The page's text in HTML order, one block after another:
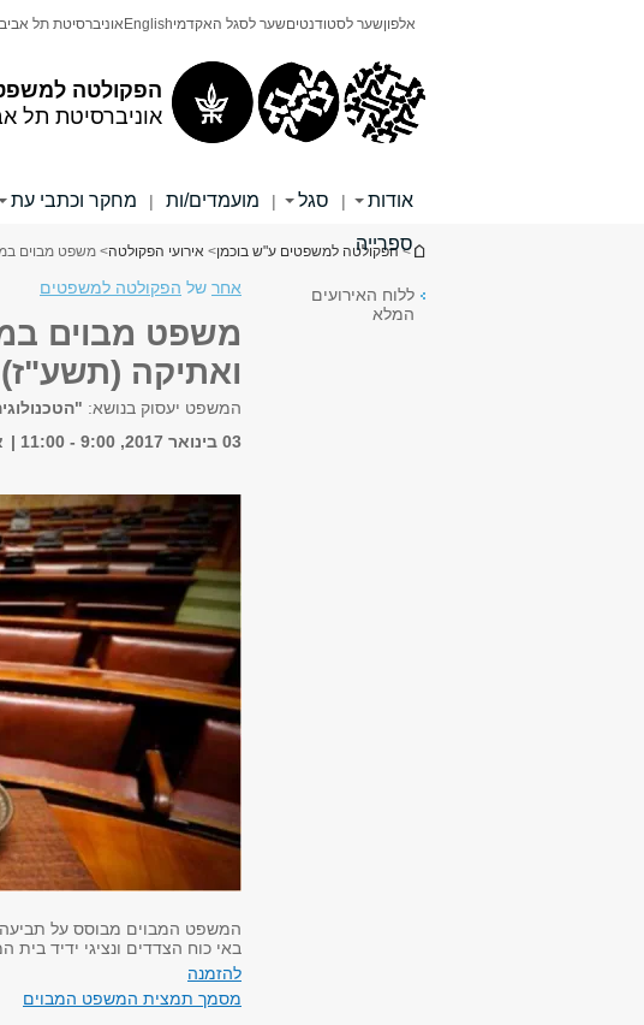
הפקולטה
אוניברסיטת תל
אלפוןשער לסטודנטיםשער לסגל האקדמיEnglish אוניברסיטת תל אביב
אודות | סגל | מועמדים/ות | מחקר וכתבי עת
ספרייה
הינך נמצא כאן
> הפקולטה למשפטים ע"ש בוכמן> אירועי הפקולטה> משפט מבוים
ללוח האירועים
המלא
אחר של הפקולטה למשפטים
משפט מבוים
ואתיקה (תשע"ז)
המשפט יעסוק בנושא:
03 בינואר 2017, 9:00 - 11:00
המשפט המבוים מבוסס על תביעה
​באי כוח הצדדים ונציגי ידיד
להזמנה
מסמך תמצית המשפט המבוים